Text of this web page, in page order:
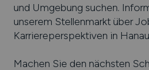
und Umgebung suchen.
unserem Stellenmarkt über
Karriereperspektiven in Hanau
Machen Sie den nächsten